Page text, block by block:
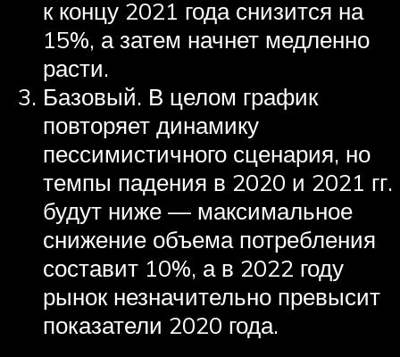
к концу 2021 года снизится на
15%, а затем начнет медленно
расти.
Базовый. В целом график
повторяет динамику
пессимистичного сценария, но
темпы падения в 2020 и 2021 гг.
будут ниже — максимальное
снижение объема потребления
составит 10%, а в 2022 году
рынок незначительно превысит
показатели 2020 года.